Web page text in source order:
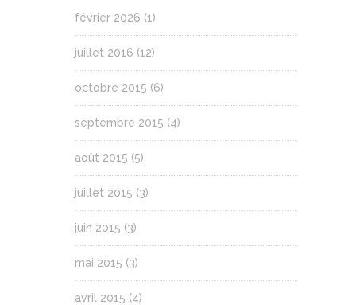
février 2026 (1)
juillet 2016 (12)
octobre 2015 (6)
septembre 2015 (4)
août 2015 (5)
juillet 2015 (3)
juin 2015 (3)
mai 2015 (3)
avril 2015 (4)